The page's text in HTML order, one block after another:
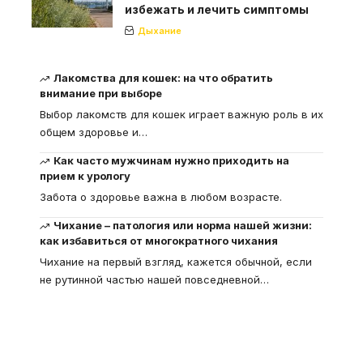
избежать и лечить симптомы
Дыхание
Лакомства для кошек: на что обратить
внимание при выборе
Выбор лакомств для кошек играет важную роль в их
общем здоровье и…
Как часто мужчинам нужно приходить на
прием к урологу
Забота о здоровье важна в любом возрасте.
Чихание – патология или норма нашей жизни:
как избавиться от многократного чихания
Чихание на первый взгляд, кажется обычной, если
не рутинной частью нашей повседневной…